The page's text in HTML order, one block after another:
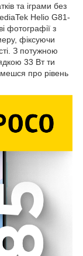
та іграми без
Helio G81-
фотографії з
фіксуючи
З потужною
33 Вт ти
про рівень